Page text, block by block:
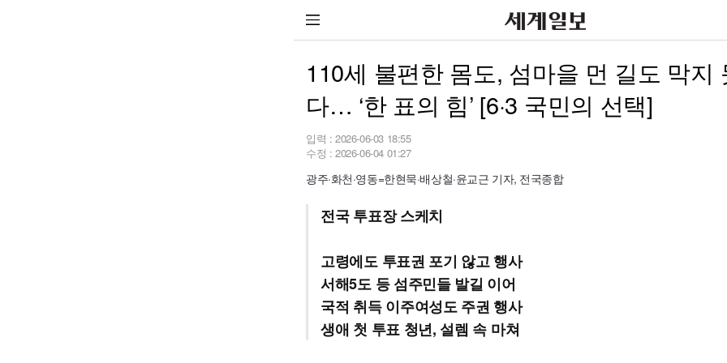
110세 불편한 몸도, 섬마을 먼 길도 막지
다… ‘한 표의 힘’ [6·3 국민의 선택]
입력 : 2026-06-03 18:55
수정 : 2026-06-04 01:27
광주·화천·영동=한현묵·배상철·윤교근 기자, 전국종합
전국 투표장 스케치
고령에도 투표권 포기 않고 행사
서해5도 등 섬주민들 발길 이어
국적 취득 이주여성도 주권 행사
생애 첫 투표 청년, 설렘 속 마쳐